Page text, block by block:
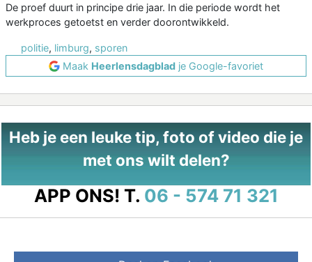
De proef duurt in principe drie jaar. In die periode wordt het
werkproces getoetst en verder doorontwikkeld.
politie, limburg, sporen
Maak Heerlensdagblad je Google-favoriet
Heb je een leuke tip, foto of video die je
met ons wilt delen?
APP ONS! T. 06 - 574 71 321